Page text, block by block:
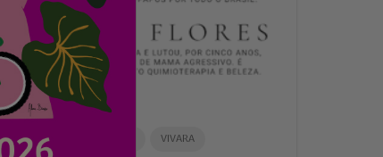
ROSA VIVARA